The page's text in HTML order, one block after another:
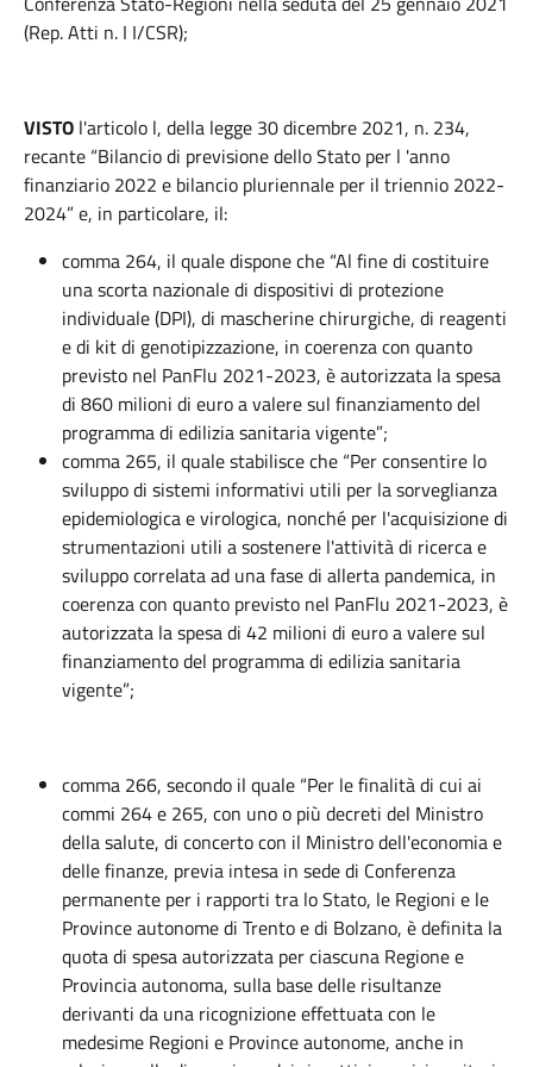
(Rep. Atti n. I I/CSR);
VISTO l'articolo l, della legge 30 dicembre 2021, n. 234,
recante “Bilancio di previsione dello Stato per l 'anno
finanziario 2022 e bilancio pluriennale per il triennio 2022-
2024” e, in particolare, il:
comma 264, il quale dispone che “Al fine di costituire
una scorta nazionale di dispositivi di protezione
individuale (DPI), di mascherine chirurgiche, di reagenti
e di kit di genotipizzazione, in coerenza con quanto
previsto nel PanFlu 2021-2023, è autorizzata la spesa
di 860 milioni di euro a valere sul finanziamento del
programma di edilizia sanitaria vigente”;
comma 265, il quale stabilisce che “Per consentire lo
sviluppo di sistemi informativi utili per la sorveglianza
epidemiologica e virologica, nonché per l'acquisizione di
strumentazioni utili a sostenere l'attività di ricerca e
sviluppo correlata ad una fase di allerta pandemica, in
coerenza con quanto previsto nel PanFlu 2021-2023, è
autorizzata la spesa di 42 milioni di euro a valere sul
finanziamento del programma di edilizia sanitaria
vigente”;
comma 266, secondo il quale “Per le finalità di cui ai
commi 264 e 265, con uno o più decreti del Ministro
della salute, di concerto con il Ministro dell'economia e
delle finanze, previa intesa in sede di Conferenza
permanente per i rapporti tra lo Stato, le Regioni e le
Province autonome di Trento e di Bolzano, è definita la
quota di spesa autorizzata per ciascuna Regione e
Provincia autonoma, sulla base delle risultanze
derivanti da una ricognizione effettuata con le
medesime Regioni e Province autonome, anche in